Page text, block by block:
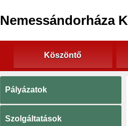
Nemessándorháza
Köszöntő
Pályázatok
Szolgáltatások